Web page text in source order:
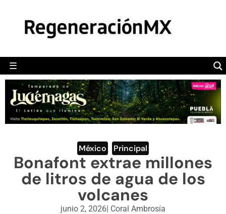
☰
POLÍTICA
CAMALEÓN
OPINIÓN
DEPORTES
ENGLISH SECTION
VIDEOS
México Principal
Bonafont extrae millones
de litros de agua de los
volcanes
junio 2, 2026| Coral Ambrosía